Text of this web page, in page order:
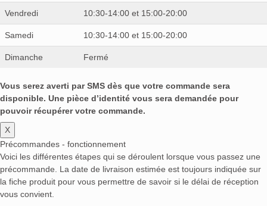
Vendredi 10:30-14:00 et 15:00-20:00
Samedi 10:30-14:00 et 15:00-20:00
Dimanche Fermé
Vous serez averti par SMS dès que votre commande sera
disponible. Une pièce d’identité vous sera demandée pour
pouvoir récupérer votre commande.
X
Précommandes - fonctionnement
Voici les différentes étapes qui se déroulent lorsque vous passez une
précommande. La date de livraison estimée est toujours indiquée sur
la fiche produit pour vous permettre de savoir si le délai de réception
vous convient.